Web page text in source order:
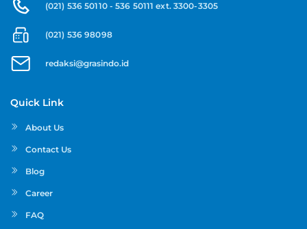
(021) 536 50110 - 536 50111 ext. 3300-3305
(021) 536 98098
redaksi@grasindo.id
Quick Link
About Us
Contact Us
Blog
Career
FAQ